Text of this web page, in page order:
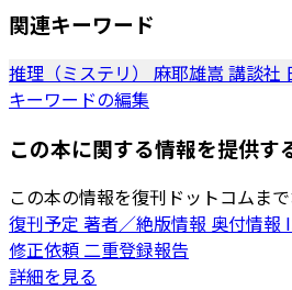
関連キーワード
推理（ミステリ） 麻耶雄嵩講談社
キーワードの編集
この本に関する情報を提供す
この本の情報を復刊ドットコムま
復刊予定 著者／絶版情報 奥付情報
修正依頼 二重登録報告
詳細を見る